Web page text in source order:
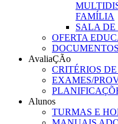
FAMÍLIA
SALA DE
OFERTA
AvaliaÇÃo
CRITÉRIOS
EXAMES/
Alunos
TURMAS E